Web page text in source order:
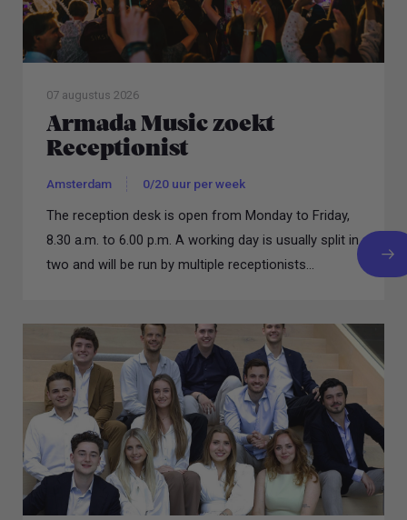
07 augustus 2026
Armada Music zoekt
Receptionist
Amsterdam 0/20 uur per week
The reception desk is open from Monday to Friday,
8.30 a.m. to 6.00 p.m. A working day is usually split in
two and will be run by multiple receptionists...